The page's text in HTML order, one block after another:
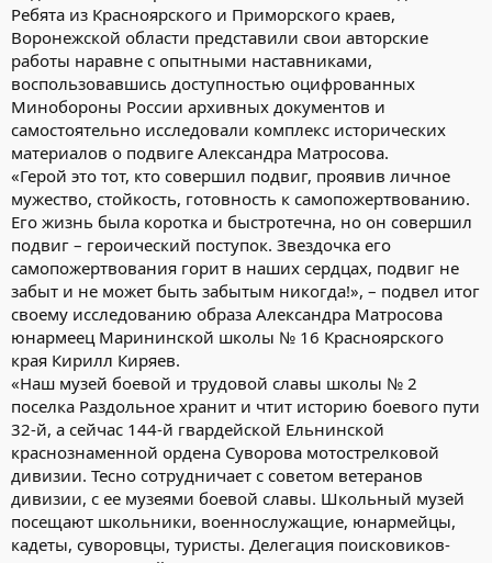
Ребята из Красноярского и Приморского краев,
Воронежской области представили свои авторские
работы наравне с опытными наставниками,
воспользовавшись доступностью оцифрованных
Минобороны России архивных документов и
самостоятельно исследовали комплекс исторических
материалов о подвиге Александра Матросова.
«Герой это тот, кто совершил подвиг, проявив личное
мужество, стойкость, готовность к самопожертвованию.
Его жизнь была коротка и быстротечна, но он совершил
подвиг – героический поступок. Звездочка его
самопожертвования горит в наших сердцах, подвиг не
забыт и не может быть забытым никогда!», – подвел итог
своему исследованию образа Александра Матросова
юнармеец Марининской школы № 16 Красноярского
края Кирилл Киряев.
«Наш музей боевой и трудовой славы школы № 2
поселка Раздольное хранит и чтит историю боевого пути
32-й, а сейчас 144-й гвардейской Ельнинской
краснознаменной ордена Суворова мотострелковой
дивизии. Тесно сотрудничает с советом ветеранов
дивизии, с ее музеями боевой славы. Школьный музей
посещают школьники, военнослужащие, юнармейцы,
кадеты, суворовцы, туристы. Делегация поисковиков-